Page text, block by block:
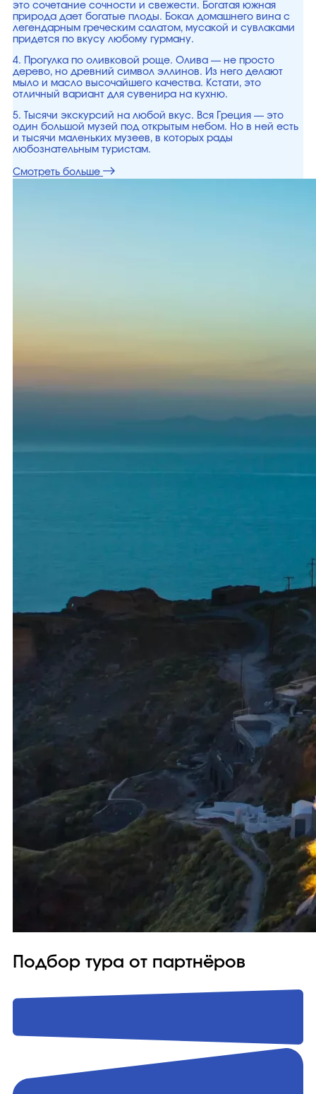
это сочетание сочности и свежести. Богатая южная
природа дает богатые плоды. Бокал домашнего вина с
легендарным греческим салатом, мусакой и сувлаками
придется по вкусу любому гурману.
4. Прогулка по оливковой роще. Олива — не просто
дерево, но древний символ эллинов. Из него делают
мыло и масло высочайшего качества. Кстати, это
отличный вариант для сувенира на кухню.
5. Тысячи экскурсий на любой вкус. Вся Греция — это
один большой музей под открытым небом. Но в ней есть
и тысячи маленьких музеев, в которых рады
любознательным туристам.
Смотреть больше
Подбор тура от партнёров